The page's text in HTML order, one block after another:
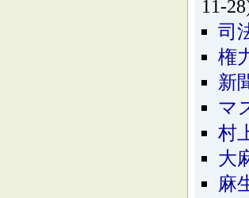
11-
司
権
新
マ
村
大
麻